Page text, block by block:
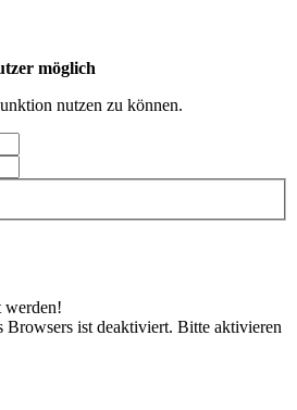
möglich
nutzen zu können.
werden!
ist deaktiviert. Bitte aktivieren